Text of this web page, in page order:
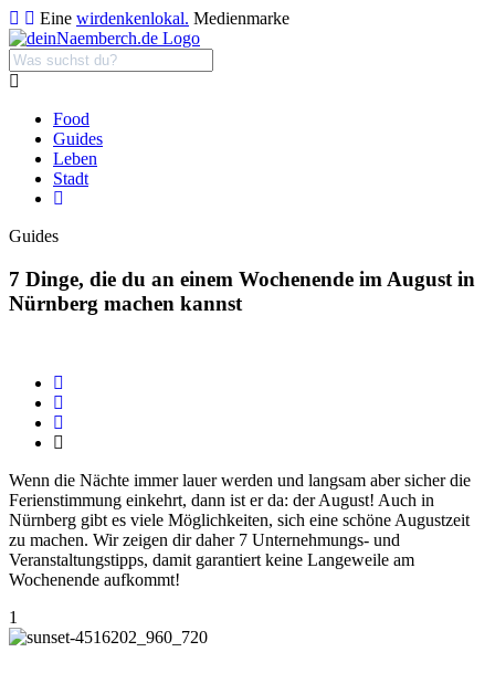
Eine wirdenkenlokal. Medienmarke
Food
Guides
Leben
Stadt
Guides
7 Dinge, die du an einem Wochenende im August in
Nürnberg machen kannst
Wenn die Nächte immer lauer werden und langsam aber sicher die
Ferienstimmung einkehrt, dann ist er da: der August! Auch in
Nürnberg gibt es viele Möglichkeiten, sich eine schöne Augustzeit
zu machen. Wir zeigen dir daher 7 Unternehmungs- und
Veranstaltungstipps, damit garantiert keine Langeweile am
Wochenende aufkommt!
1